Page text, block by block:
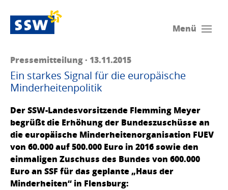
Menü
Pressemitteilung · 13.11.2015
Ein starkes Signal für die europäische
Minderheitenpolitik
Der SSW-Landesvorsitzende Flemming Meyer
begrüßt die Erhöhung der Bundeszuschüsse an
die europäische Minderheitenorganisation FUEV
von 60.000 auf 500.000 Euro in 2016 sowie den
einmaligen Zuschuss des Bundes von 600.000
Euro an SSF für das geplante „Haus der
Minderheiten“ in Flensburg: